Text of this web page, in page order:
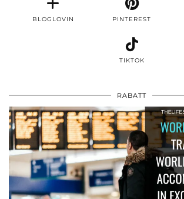
BLOGLOVIN PINTEREST
TIKTOK
RABATT